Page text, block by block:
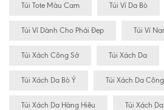
Túi Tote Màu Cam Túi Ví Da Bò
Túi Ví Dành Cho Phái Đẹp Túi Ví
Túi Xách Công Sở Túi Xách Da
Túi Xách Da Bò Ý Túi Xách Da
Túi Xách Da Hàng Hiêu Túi Xách